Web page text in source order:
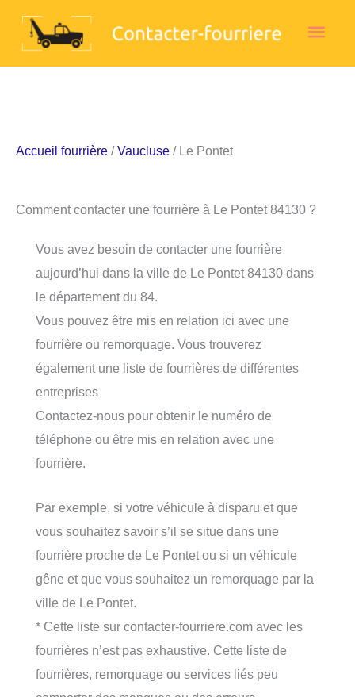
Accueil fourrière /Vaucluse / Le Pontet
Comment contacter une fourrière à Le Pontet 84130 ?
Vous avez besoin de contacter une fourrière
aujourd’hui dans la ville de Le Pontet 84130 dans
le département du 84.
Vous pouvez être mis en relation ici avec une
fourrière ou remorquage. Vous trouverez
également une liste de fourrières de différentes
entreprises
Contactez-nous pour obtenir le numéro de
téléphone ou être mis en relation avec une
fourrière.
Par exemple, si votre véhicule à disparu et que
vous souhaitez savoir s’il se situe dans une
fourrière proche de Le Pontet ou si un véhicule
gêne et que vous souhaitez un remorquage par la
ville de Le Pontet.
* Cette liste sur contacter-fourriere.com avec les
fourrières n’est pas exhaustive. Cette liste de
fourrières, remorquage ou services liés peu